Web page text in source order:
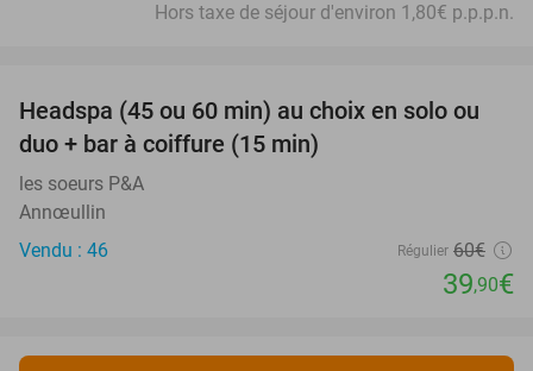
Hors taxe de séjour d'environ 1,80€ p.p.p.n.
34%
Headspa (45 ou 60 min) au choix en solo ou
duo + bar à coiffure (15 min)
les soeurs P&A
Annœullin
Vendu : 46
Régulier 60€
39,90€